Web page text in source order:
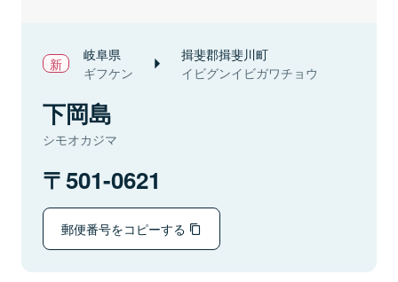
岐阜県
ギフケン
揖斐郡揖斐川町
イビグンイビガワチョウ
下岡島
シモオカジマ
501-0621
郵便番号をコピーする